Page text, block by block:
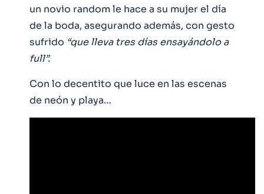
un novio random le hace a su mujer el día
de la boda, asegurando además, con gesto
sufrido “que lleva tres días ensayándolo a
full”.
Con lo decentito que luce en las escenas
de neón y playa…